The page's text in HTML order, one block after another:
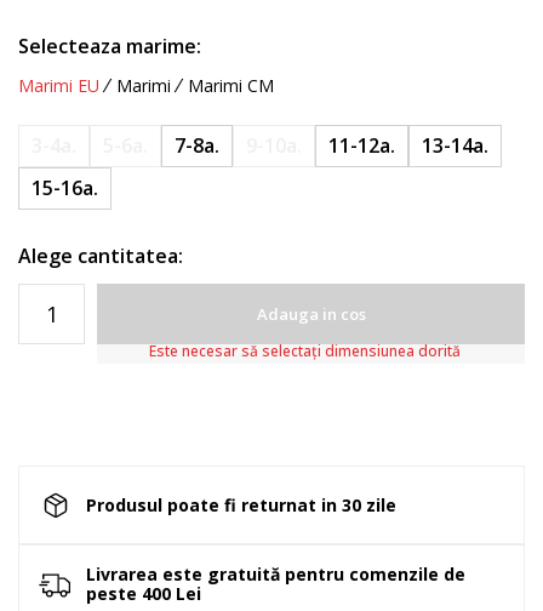
Selecteaza marime:
Marimi EU Marimi Marimi CM
7-8a. 11-12a.
13-14a.
15-16a.
Alege cantitatea:
Adauga in cos
Este necesar să selectați dimensiunea dorită
Produsul poate fi returnat in 30 zile
Livrarea este gratuită pentru comenzile de
peste 400 Lei